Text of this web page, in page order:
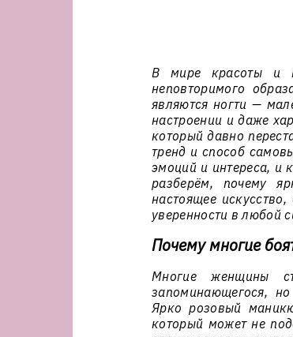
В мире красоты и
неповторимого
являются ногти —
настроении и даже
который давно
тренд и способ
эмоций и интереса, и
разберём, почему
настоящее
уверенности в любой
Почему многие
Многие женщины
запоминающегося,
Ярко розовый
который может не